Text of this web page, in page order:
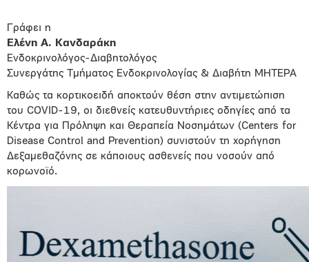
Γράφει η
Ελένη Α. Κανδαράκη
Ενδοκρινολόγος-Διαβητολόγος
Συνεργάτης Τμήματος Ενδοκρινολογίας & Διαβήτη ΜΗΤΕΡΑ
Καθώς τα κορτικοειδή αποκτούν θέση στην αντιμετώπιση
του COVID-19, οι διεθνείς κατευθυντήριες οδηγίες από τα
Κέντρα για Πρόληψη και Θεραπεία Νοσημάτων (Centers for
Disease Control and Prevention) συνιστούν τη χορήγηση
Δεξαμεθαζόνης σε κάποιους ασθενείς που νοσούν από
κορωνοϊό.